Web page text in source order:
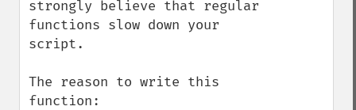
strongly believe that regular
functions slow down your
script.
The reason to write this
function: